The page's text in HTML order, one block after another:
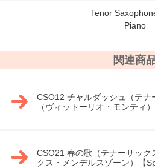
Tenor
Piano
関連商
CSO12 チャルダッシュ（テナ
（ヴィットーリオ・モンティ
CSO21 春の歌（テナーサック
クス・メンデルスゾーン）【